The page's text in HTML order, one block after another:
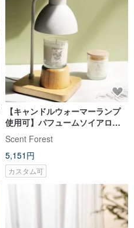
【キャンドルウォーマーランプ
使用可】パフュームソイアロマ
キャンドル 200g - 発送までにお
時間頂きます
Scent Forest
5,151円
カスタム可